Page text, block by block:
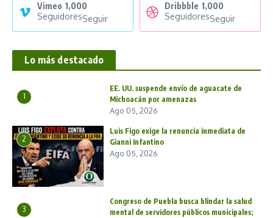
Vimeo 1,000
SeguidoresSeguir
Dribbble 1,000
SeguidoresSeguir
Lo más destacado
1
EE. UU. suspende envío de aguacate de
Michoacán por amenazas
Ago 05, 2026
2
Luis Figo exige la renuncia inmediata de
Gianni Infantino
Ago 05, 2026
3
Congreso de Puebla busca blindar la salud
mental de servidores públicos municipales;